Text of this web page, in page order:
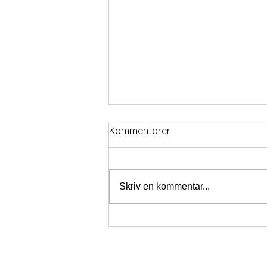
Kommentarer
Skriv en kommentar...